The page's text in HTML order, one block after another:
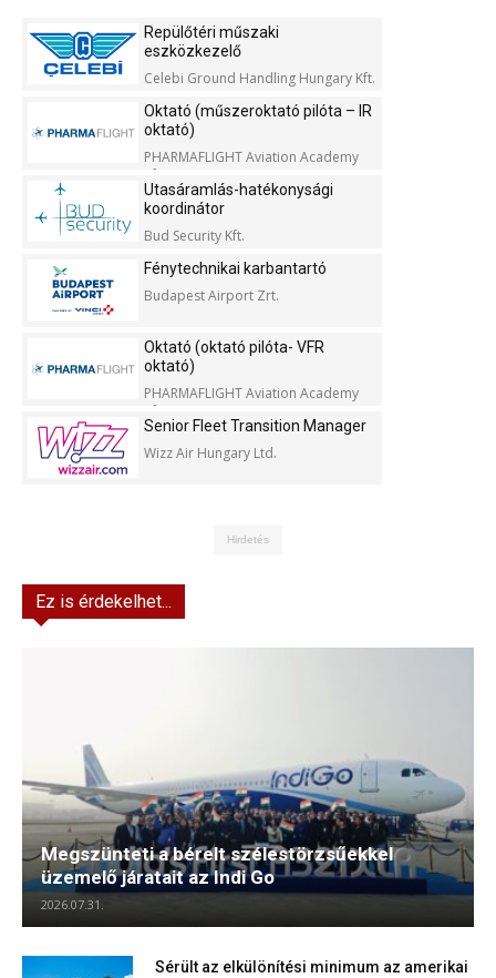
Repülőtéri műszaki
eszközkezelő
Celebi Ground Handling Hungary Kft.
Oktató (műszeroktató pilóta – IR
oktató)
PHARMAFLIGHT Aviation Academy
Kft.
Utasáramlás-hatékonysági
koordinátor
Bud Security Kft.
Fénytechnikai karbantartó
Budapest Airport Zrt.
Oktató (oktató pilóta- VFR
oktató)
PHARMAFLIGHT Aviation Academy
Kft.
Senior Fleet Transition Manager
Wizz Air Hungary Ltd.
Hirdetés
Ez is érdekelhet...
Megszünteti a bérelt szélestörzsűekkel
üzemelő járatait az Indi Go
2026.07.31.
Sérült az elkülönítési minimum az amerikai